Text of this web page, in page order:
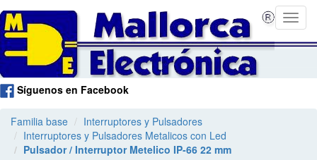
Síguenos en Facebook
Familia base
Interruptores y Pulsadores
Interruptores y Pulsadores Metalicos con Led
Pulsador / Interruptor Metelico IP-66 22 mm